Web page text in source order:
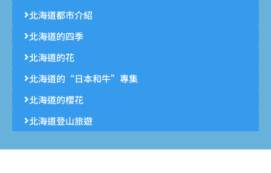
北海道都市介紹
北海道的四季
北海道的花
北海道的“日本和牛”專集
北海道的櫻花
北海道登山旅遊